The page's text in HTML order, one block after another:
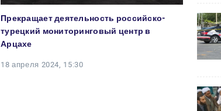
Прекращает деятельность российско-
турецкий мониторинговый центр в
Арцахе
18 апреля 2024, 15:30